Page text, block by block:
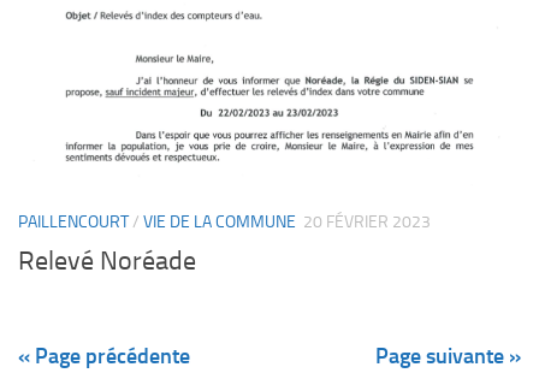
PAILLENCOURT/ VIE DE LA COMMUNE 20 FÉVRIER 2023
Relevé Noréade
« Page précédente Page suivante »